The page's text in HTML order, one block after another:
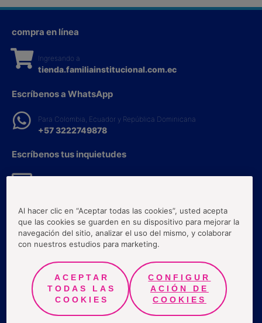
compra en línea
Ingresando a
tienda.familiainstitucional.com.ec
Escríbenos a WhatsApp
Para Colombia, Ecuador y República Dominicana
+57 3222749878
Escríbenos tus inquietudes
Llámanos a la Línea Experta
Ecuador:
1800100200
Términos y Condiciones
Políticas de protección a la información
Preguntas frecuentes
Al hacer clic en “Aceptar todas las cookies”, usted acepta
que las cookies se guarden en su dispositivo para mejorar la
navegación del sitio, analizar el uso del mismo, y colaborar
con nuestros estudios para marketing.
ACEPTAR
TODAS LAS
COOKIES
CONFIGUR
ACIÓN DE
COOKIES